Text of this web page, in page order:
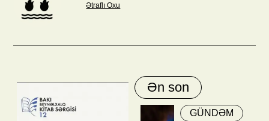
Ətraflı Oxu
Ən son
GÜNDƏM